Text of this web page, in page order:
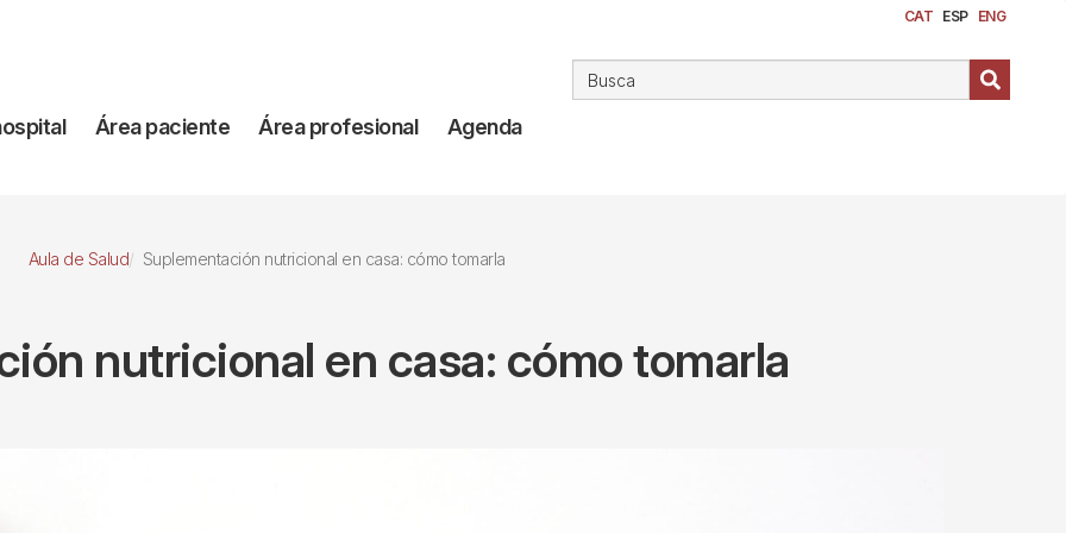
CAT ESP ENG
Área paciente Área profesional Agenda
Aula de Salud Suplementación nutricional en casa: cómo tomarla
nutricional en casa: cómo tomarla